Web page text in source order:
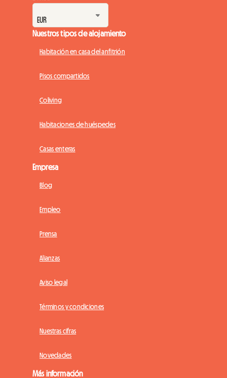
Nuestros tipos de alojamiento
Habitación en casa del anfitrión
Pisos compartidos
Coliving
Habitaciones de huéspedes
Casas enteras
Empresa
Blog
Empleo
Prensa
Alianzas
Aviso legal
Términos y condiciones
Nuestras cifras
Novedades
Más información